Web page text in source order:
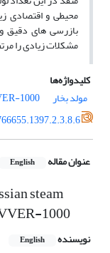
محیطی و اقتصادی
بازرسی های دقیق
مشکلات زیادی را
کلیدواژه‌ها
مولد بخار
1000
عنوان مقاله English
steam
1000
نویسنده English